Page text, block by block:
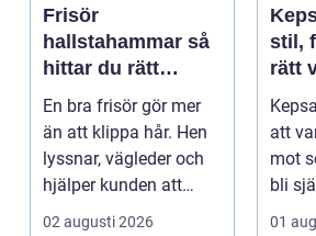
Frisör
hallstahammar så
hittar du rätt
salong för stil,
kvalitet och känsla
En bra frisör gör mer
än att klippa hår. Hen
lyssnar, vägleder och
hjälper kunden att
känna sig tryg...
02 augusti 2026
stil,
rätt
att
mot
bli
01